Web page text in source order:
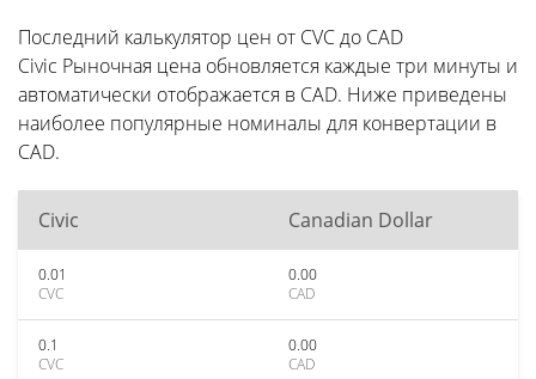
Последний калькулятор цен от CVC до CAD
Civic Рыночная цена обновляется каждые три минуты и
автоматически отображается в CAD. Ниже приведены
наиболее популярные номиналы для конвертации в
CAD.
Civic Canadian Dollar
0.01
CVC
0.00
CAD
0.1
CVC
0.00
CAD